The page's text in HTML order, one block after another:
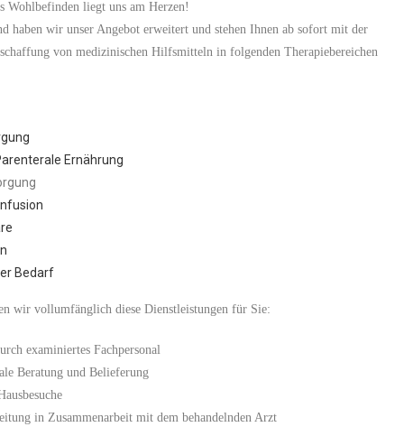
Wohlbefinden liegt uns am Herzen!
haben wir unser Angebot erweitert und stehen Ihnen ab sofort mit der
von medizinischen Hilfsmitteln in folgenden Therapiebereichen
Ernährung
Bedarf
wir vollumfänglich diese Dienstleistungen für Sie:
examiniertes Fachpersonal
Beratung und Belieferung
in Zusammenarbeit mit dem behandelnden Arzt